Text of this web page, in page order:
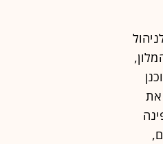
מנהל המלון,
את